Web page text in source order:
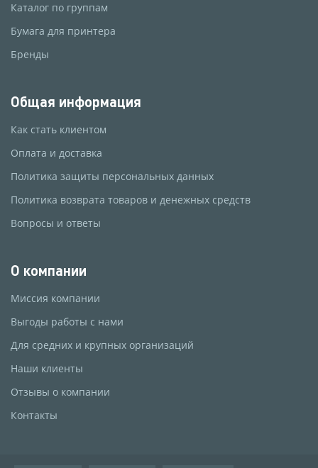
Каталог по группам
Бумага для принтера
Бренды
Общая информация
Как стать клиентом
Оплата и доставка
Политика защиты персональных данных
Политика возврата товаров и денежных средств
Вопросы и ответы
О компании
Миссия компании
Выгоды работы с нами
Для средних и крупных организаций
Наши клиенты
Отзывы о компании
Контакты